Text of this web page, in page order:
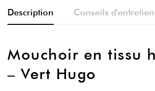
Description Conseils d'entretien
Mouchoir en tissu
– Vert Hugo